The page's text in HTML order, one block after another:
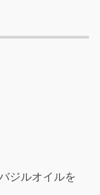
ジルオイルを